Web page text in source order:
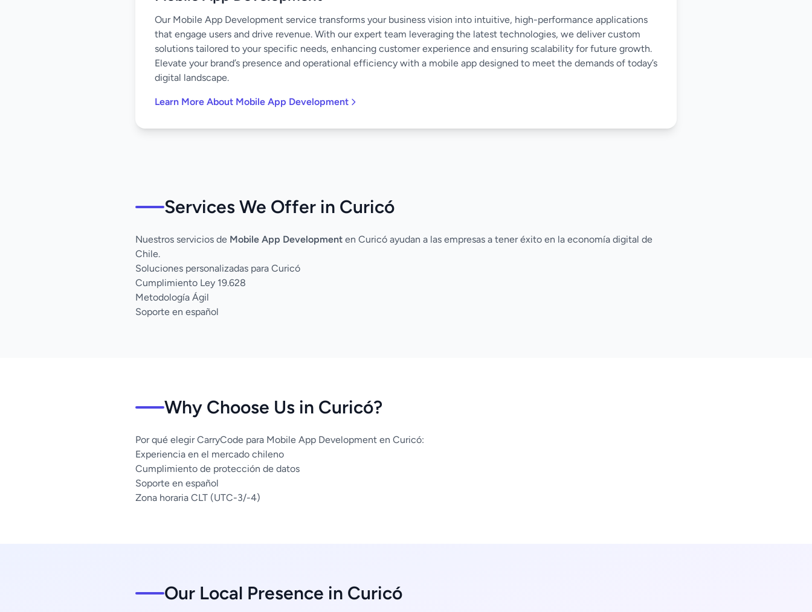
Our Mobile App Development service transforms your business vision into intuitive, high-performance applications
that engage users and drive revenue. With our expert team leveraging the latest technologies, we deliver custom
solutions tailored to your specific needs, enhancing customer experience and ensuring scalability for future growth.
Elevate your brand’s presence and operational efficiency with a mobile app designed to meet the demands of today’s
digital landscape.
Learn More About Mobile App Development
Services We Offer in Curicó
Nuestros servicios de Mobile App Development en Curicó ayudan a las empresas a tener éxito en la economía digital de
Chile.
Soluciones personalizadas para Curicó
Cumplimiento Ley 19.628
Metodología Ágil
Soporte en español
Why Choose Us in Curicó?
Por qué elegir CarryCode para Mobile App Development en Curicó:
Experiencia en el mercado chileno
Cumplimiento de protección de datos
Soporte en español
Zona horaria CLT (UTC-3/-4)
Our Local Presence in Curicó